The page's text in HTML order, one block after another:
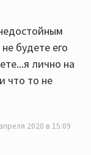
будете его
лично на
что то не
2020 в 15:09